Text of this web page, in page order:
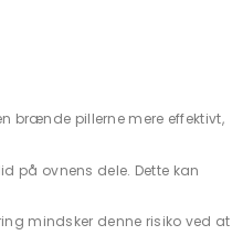
brænde pillerne mere effektivt,
på ovnens dele. Dette kan
mindsker denne risiko ved at